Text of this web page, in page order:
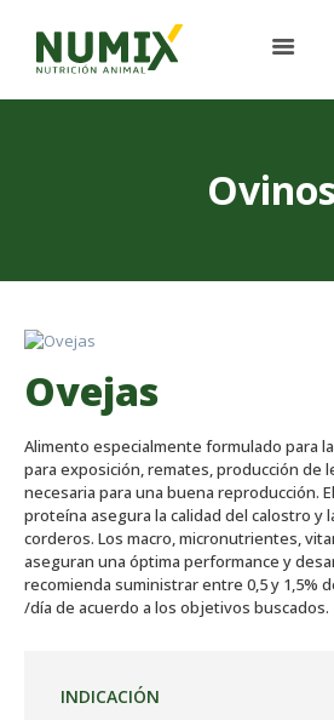
QUIENES SOMOS
NÚCLEOS Y PREMIXES
PLANTA DE ACOPIO
CONTACTO
ENGLISH
Ovinos
Ovejas
Alimento especialmente formulado para
para exposición, remates, producción de
necesaria para una buena reproducción.
proteína asegura la calidad del calostro y
corderos. Los macro, micronutrientes,
aseguran una óptima performance y
recomienda suministrar entre 0,5 y 1,5%
/día de acuerdo a los objetivos buscados.
INDICACIÓN